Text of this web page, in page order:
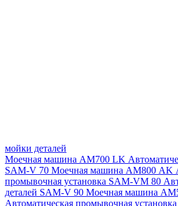
мойки деталей
Моечная машина AM700 LK
SAM-V 70 Моечная машина АМ800 AK
промывочная установка SAM-VM 80
деталей SAM-V 90 Моечная машина
Автоматическая промывочная